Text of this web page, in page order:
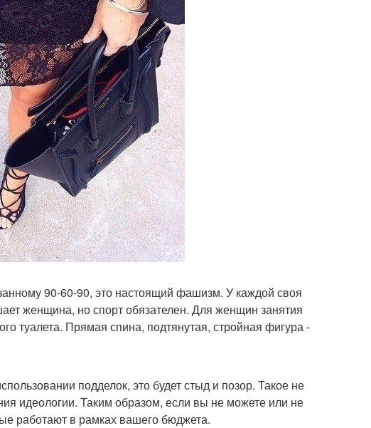
90-60-90, это настоящий фашизм. У каждой своя
женщина, но спорт обязателен. Для женщин занятия
туалета. Прямая спина, подтянутая, стройная фигура -
подделок, это будет стыд и позор. Такое не
идеологии. Таким образом, если вы не можете или не
работают в рамках вашего бюджета.